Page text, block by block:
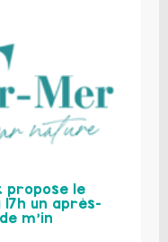
propose le
un après-
m’in